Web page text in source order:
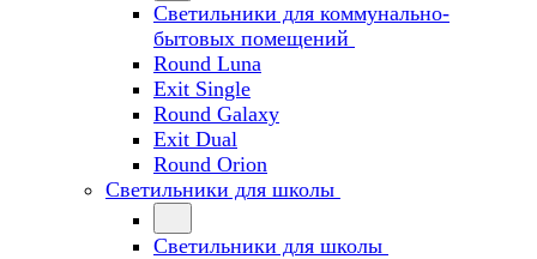
Светильники для коммунально-
бытовых помещений
Round Luna
Exit Single
Round Galaxy
Exit Dual
Round Orion
Светильники для школы
Светильники для школы